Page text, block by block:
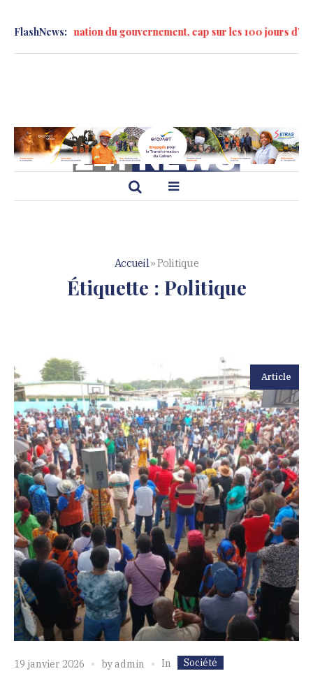
FlashNews:
la formation du gouvernement, cap sur les 100 jours d’action »
Accueil»Politique
Étiquette : Politique
Article
19 janvier 2026 byadmin In Société